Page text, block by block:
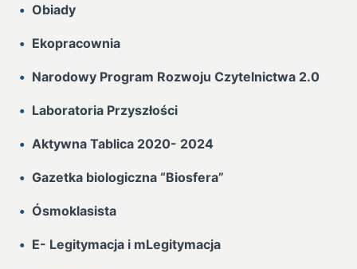
Obiady
Ekopracownia
Narodowy Program Rozwoju Czytelnictwa 2.0
Laboratoria Przyszłości
Aktywna Tablica 2020- 2024
Gazetka biologiczna “Biosfera”
Ósmoklasista
E- Legitymacja i mLegitymacja